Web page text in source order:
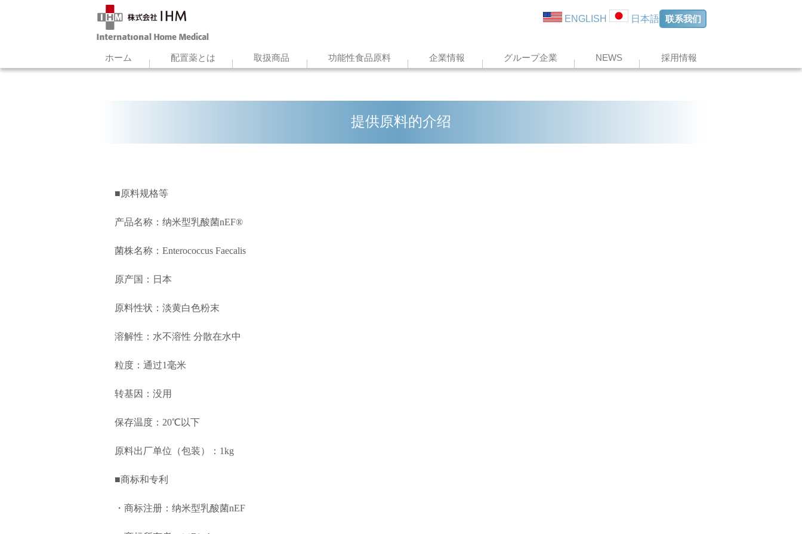
联系我们
ENGLISH 日本語
ホーム 配置薬とは 取扱商品 功能性食品原料 企業情報 グループ企業 NEWS 採用情報
提供原料的介绍
■原料规格等
产品名称：纳米型乳酸菌nEF®
菌株名称：Enterococcus Faecalis
原产国：日本
原料性状：淡黄白色粉末
溶解性：水不溶性 分散在水中
粒度：通过1毫米
转基因：没用
保存温度：20℃以下
原料出厂单位（包装）：1kg
■商标和专利
・商标注册：纳米型乳酸菌nEF